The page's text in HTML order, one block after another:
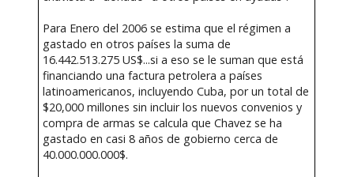
Para Enero del 2006 se estima que el régimen a
gastado en otros países la suma de
16.442.513.275 US$...si a eso se le suman que está
financiando una factura petrolera a países
latinoamericanos, incluyendo Cuba, por un total de
$20,000 millones sin incluir los nuevos convenios y
compra de armas se calcula que Chavez se ha
gastado en casi 8 años de gobierno cerca de
40.000.000.000$.